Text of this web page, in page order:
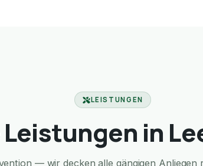
LEISTUNGEN
in
— wir decken alle gängigen Anliegen